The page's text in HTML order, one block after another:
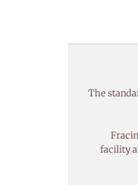
The
facility